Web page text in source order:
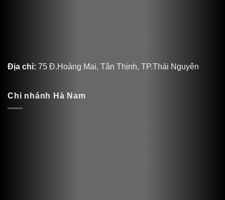
Địa chỉ: 75 Đ.Hoàng Mai, Tân Thịnh, TP.Thái Nguyên
Chi nhánh Hà Nam